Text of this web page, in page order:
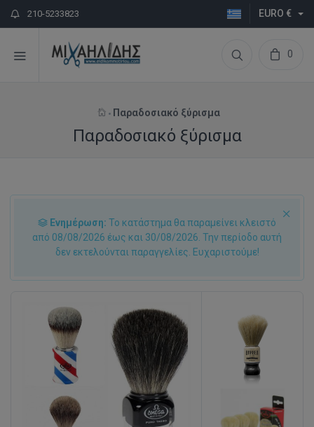
210-5233823 EURO €
0
Παραδοσιακό ξύρισμα
Παραδοσιακό ξύρισμα
Ενημέρωση: Το κατάστημα θα παραμείνει κλειστό
από 08/08/2026 έως και 30/08/2026. Την περίοδο αυτή
δεν εκτελούνται παραγγελίες. Ευχαριστούμε!